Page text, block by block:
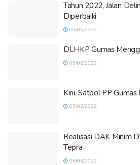
Tahun 2022, Jalan
Diperbaiki
09/06/2022
DLHKP Gumas
09/06/2022
Kini, Satpol PP Gumas
07/06/2022
Realisasi DAK Minim
Tepra
06/06/2022